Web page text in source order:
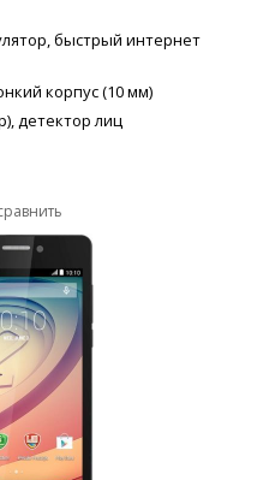
быстрый интернет
корпус (10 мм)
детектор лиц